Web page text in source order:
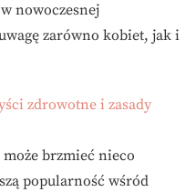
nowoczesnej
zarówno kobiet, jak i
zdrowotne i zasady
brzmieć nieco
popularność wśród